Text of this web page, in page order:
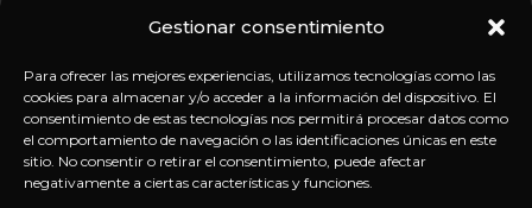
Gestionar consentimiento
Para ofrecer las mejores experiencias, utilizamos tecnologías como las
cookies para almacenar y/o acceder a la información del dispositivo. El
consentimiento de estas tecnologías nos permitirá procesar datos como
el comportamiento de navegación o las identificaciones únicas en este
sitio. No consentir o retirar el consentimiento, puede afectar
negativamente a ciertas características y funciones.
Mantente informado
sobre la agenda de
eventos, nuevas
publicaciones y
actualizaciones de tu
suscripción.